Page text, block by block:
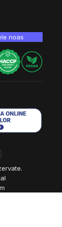
noastre sunt